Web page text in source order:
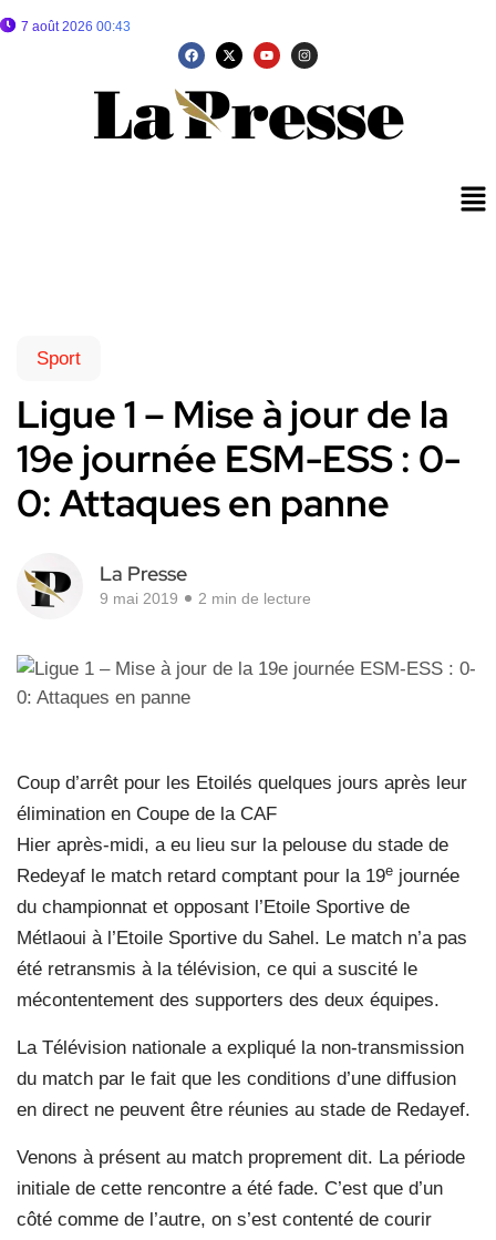
7 août 2026 00:43
Sport
Ligue 1 – Mise à jour de la
19e journée ESM-ESS : 0-
0: Attaques en panne
La Presse
9 mai 2019 2 min de lecture
Coup d’arrêt pour les Etoilés quelques jours après leur
élimination en Coupe de la CAF
Hier après-midi, a eu lieu sur la pelouse du stade de
Redeyaf le match retard comptant pour la 19e journée
du championnat et opposant l’Etoile Sportive de
Métlaoui à l’Etoile Sportive du Sahel. Le match n’a pas
été retransmis à la télévision, ce qui a suscité le
mécontentement des supporters des deux équipes.
La Télévision nationale a expliqué la non-transmission
du match par le fait que les conditions d’une diffusion
en direct ne peuvent être réunies au stade de Redayef.
Venons à présent au match proprement dit. La période
initiale de cette rencontre a été fade. C’est que d’un
côté comme de l’autre, on s’est contenté de courir